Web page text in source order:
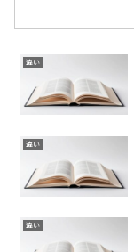
違い
違い
違い